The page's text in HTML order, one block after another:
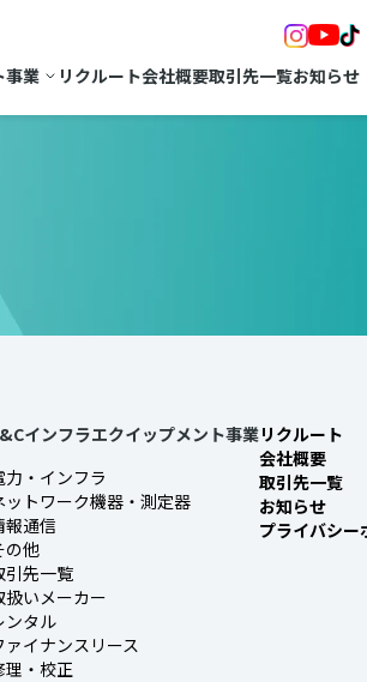
事業 リクルート会社概要取引先一覧お知らせ
インフラエクイップメント事業
力・インフラ
ットワーク機器・測定器
報通信
の他
引先一覧
扱いメーカー
ンタル
ァイナンスリース
理・校正
リクルート
会社概要
取引先一覧
お知らせ
プライバシー